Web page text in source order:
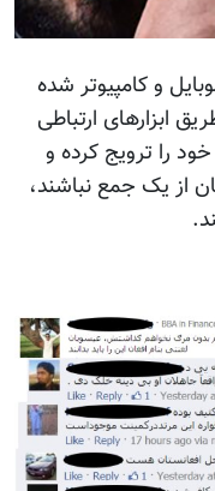
و کامپیوتر شده
ابزارهای ارتباطی
را ترویج کرده و
از یک جمع نباشند،